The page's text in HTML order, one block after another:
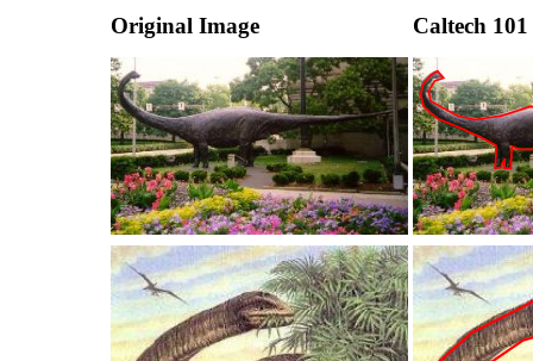
Original Image Caltech